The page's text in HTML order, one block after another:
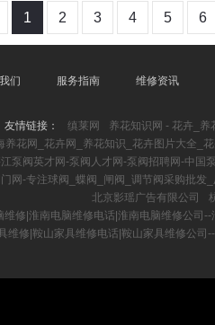
1 2 3 4 5 6
们 服务指南 维修资讯
友情链接： 缜莱网 养花知识网 - 花卉_
养花网_花卉网_养花知识_花卉图片大全_
泵阀英才网-泵阀人才网-泵阀招聘网-中国
网-专注球阀_蝶阀_闸阀_调节阀采购批发
北京影瑶广告有限公司
维修|淮南电脑维修电话|淮南电脑维修公司--
维修|鞍山家具维修电话|鞍山家具维修公司